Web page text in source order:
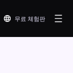
무료 체험판